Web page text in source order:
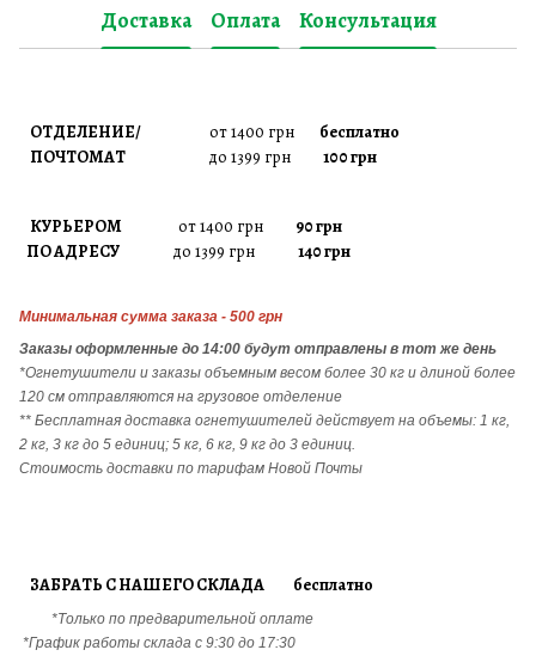
Доставка Оплата Консультация
ОТДЕЛЕНИЕ/ от 1400 грн бесплатно
ПОЧТОМАТ до 1399 грн 100 грн
КУРЬЕРОМ от 1400 грн 90 грн
ПО АДРЕСУ до 1399 грн 140 грн
Минимальная сумма заказа - 500 грн
Заказы оформленные до 14:00 будут отправлены в тот же день
*Огнетушители и заказы объемным весом более 30 кг и длиной более
120 см отправляются на грузовое отделение
** Бесплатная доставка огнетушителей действует на объемы: 1 кг,
2 кг, 3 кг до 5 единиц; 5 кг, 6 кг, 9 кг до 3 единиц.
Стоимость доставки по тарифам Новой Почты
ЗАБРАТЬ С НАШЕГО СКЛАДА бесплатно
*Только по предварительной оплате
*График работы склада с 9:30 до 17:30